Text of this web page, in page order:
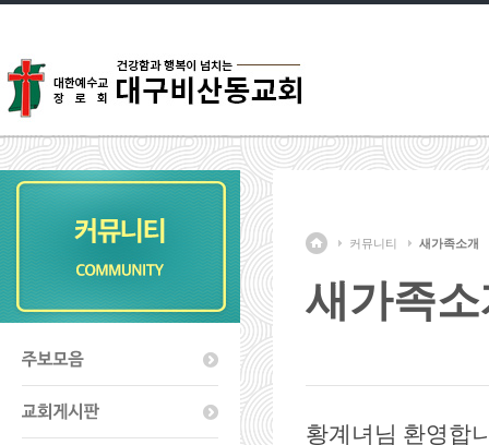
커뮤니티 새가족소개
새가족
황계녀님 환영합